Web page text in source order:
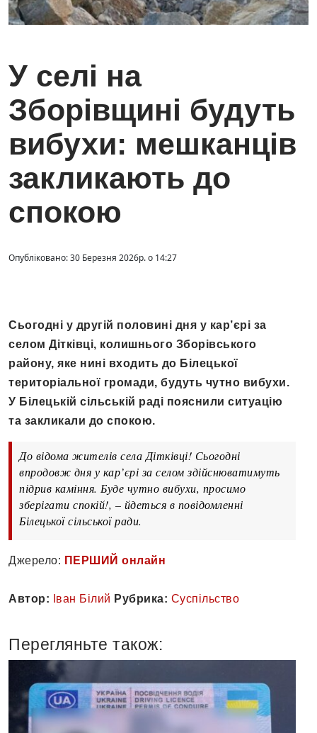
У селі на
Зборівщині будуть
вибухи: мешканців
закликають до
спокою
Опубліковано: 30 Березня 2026р. о 14:27
Сьогодні у другій половині дня у кар’єрі за
селом Дітківці, колишнього Зборівського
району, яке нині входить до Білецької
територіальної громади, будуть чутно вибухи.
У Білецькій сільській раді пояснили ситуацію
та закликали до спокою.
До відома жителів села Дітківці! Сьогодні
впродовж дня у кар’єрі за селом здійснюватимуть
підрив каміння. Буде чутно вибухи, просимо
зберігати спокій!, – йдеться в повідомленні
Білецької сільської ради.
Джерело: ПЕРШИЙ онлайн
Автор: Іван Білий Рубрика: Суспільство
Перегляньте також: